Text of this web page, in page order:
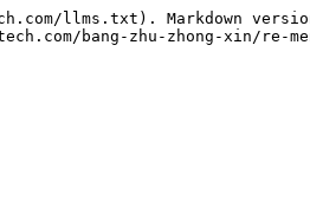
llms.txt). Markdown
bang-zhu-zhong-xin/re-